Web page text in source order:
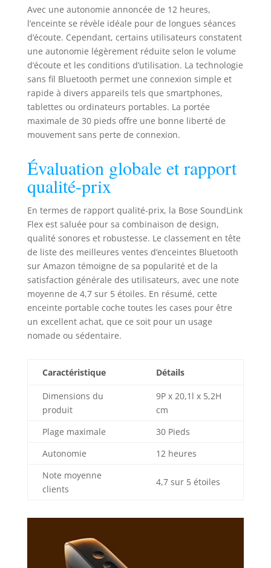
indice de
protection IP67,
cette enceinte
étanche à l’eau et à
la poussière. Elle
est recouverte
d’une coque
robuste et
siliconée pour
résister aux
RESTEZ
BLUETOOTH 5.3
AVANCÉE : cette
enceinte
d’extérieur
portable utilise la
connexion
Bluetooth 5.3 pour
rester connectée
dans un rayon de 9
mètres. Jumelez
multipoint
SON STÉRÉO :
boostez vos
aventures avec
plus de son, en
associant deux
Soundlink
compatibles.
Avec une autonomie annoncée de 12 heures,
l’enceinte se révèle idéale pour de longues séances
d’écoute. Cependant, certains utilisateurs constatent
une autonomie légèrement réduite selon le volume
d’écoute et les conditions d’utilisation. La technologie
sans fil Bluetooth permet une connexion simple et
rapide à divers appareils tels que smartphones,
tablettes ou ordinateurs portables. La portée
maximale de 30 pieds offre une bonne liberté de
mouvement sans perte de connexion.
Évaluation globale et rapport
qualité-prix
En termes de rapport qualité-prix, la Bose SoundLink
Flex est saluée pour sa combinaison de design,
qualité sonores et robustesse. Le classement en tête
de liste des meilleures ventes d’enceintes Bluetooth
sur Amazon témoigne de sa popularité et de la
satisfaction générale des utilisateurs, avec une note
moyenne de 4,7 sur 5 étoiles. En résumé, cette
enceinte portable coche toutes les cases pour être
un excellent achat, que ce soit pour un usage
nomade ou sédentaire.
Caractéristique Détails
Dimensions du
produit
9P x 20,1l x 5,2H
cm
Plage maximale
30 Pieds
Autonomie
12 heures
Note moyenne
clients
4,7 sur 5 étoiles